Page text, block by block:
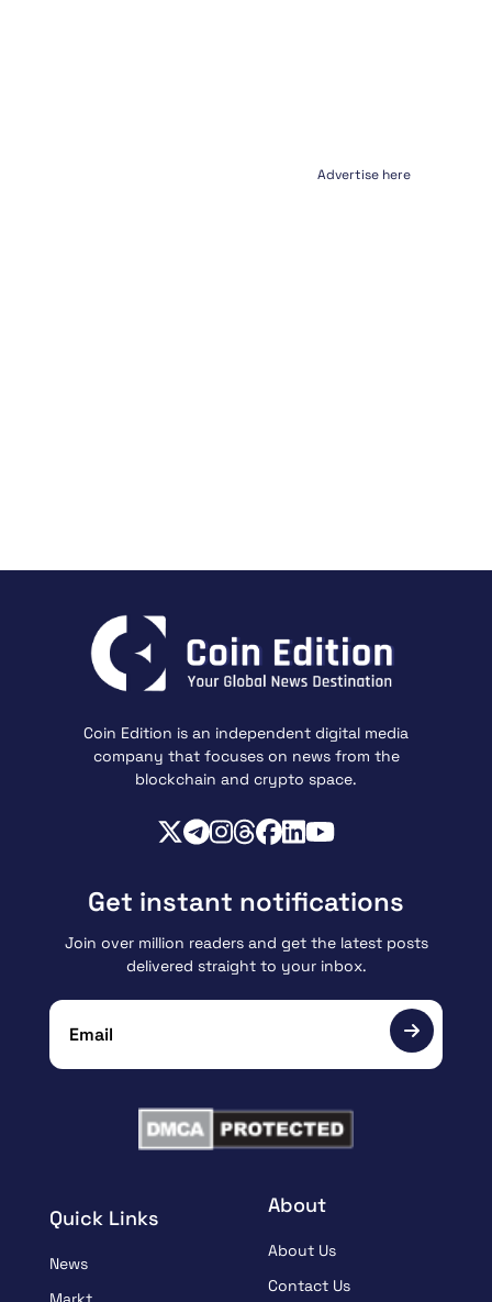
Advertise here
Coin Edition is an independent digital media
company that focuses on news from the
blockchain and crypto space.
Quick Links
News
About
About Us
Contact Us
Get instant notifications
Join over million readers and get the latest posts
delivered straight to your inbox.